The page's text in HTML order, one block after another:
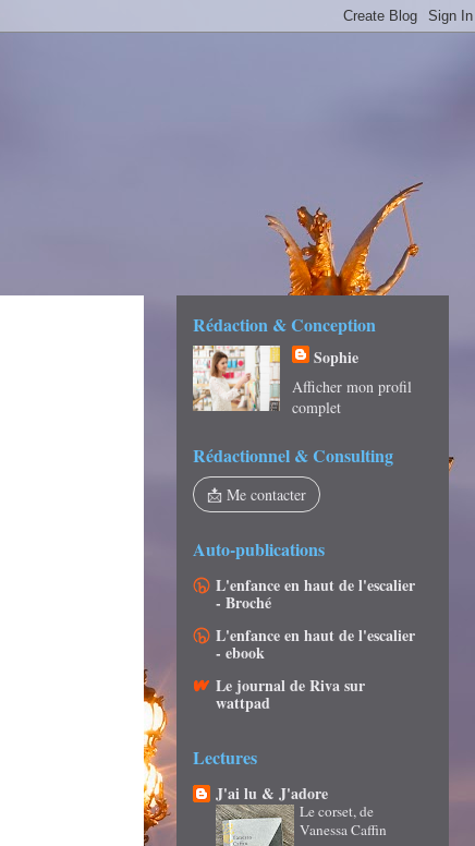
Rédaction & Conception
Sophie
Afficher mon profil
complet
Rédactionnel & Consulting
📩 Me contacter
Auto-publications
L'enfance en haut de l'escalier
- Broché
L'enfance en haut de l'escalier
- ebook
Le journal de Riva sur
wattpad
Lectures
J'ai lu & J'adore
Le corset, de
Vanessa Caffin